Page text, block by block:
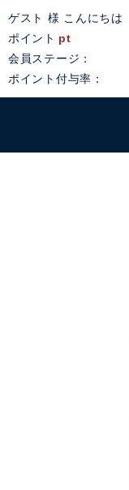
ゲスト 様 こんにちは
ポイント pt
会員ステージ：
ポイント付与率：